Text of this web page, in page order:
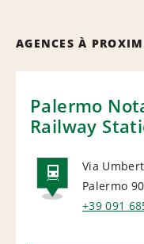
AGENCES À
Palermo
Railway
RAIL
Via
Palermo
+39 091